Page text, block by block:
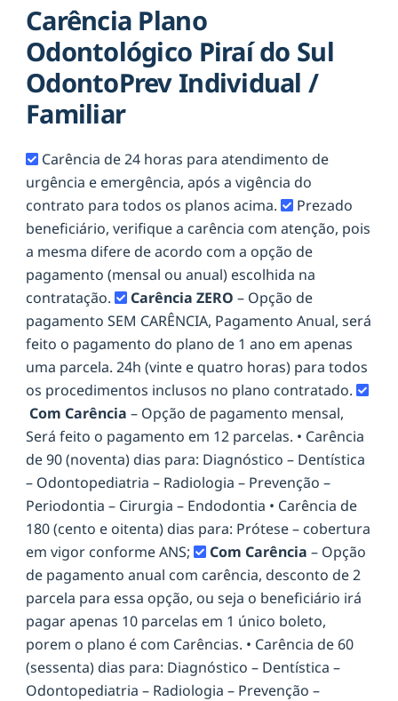
Carência Plano
Odontológico Piraí do Sul
OdontoPrev Individual /
Familiar
Carência de 24 horas para atendimento de
urgência e emergência, após a vigência do
contrato para todos os planos acima.
Prezado
beneficiário, verifique a carência com atenção, pois
a mesma difere de acordo com a opção de
pagamento (mensal ou anual) escolhida na
contratação.
Carência ZERO – Opção de
pagamento SEM CARÊNCIA, Pagamento Anual, será
feito o pagamento do plano de 1 ano em apenas
uma parcela. 24h (vinte e quatro horas) para todos
os procedimentos inclusos no plano contratado.
Com Carência – Opção de pagamento mensal,
Será feito o pagamento em 12 parcelas. • Carência
de 90 (noventa) dias para: Diagnóstico – Dentística
– Odontopediatria – Radiologia – Prevenção –
Periodontia – Cirurgia – Endodontia • Carência de
180 (cento e oitenta) dias para: Prótese – cobertura
em vigor conforme ANS;
Com Carência – Opção
de pagamento anual com carência, desconto de 2
parcela para essa opção, ou seja o beneficiário irá
pagar apenas 10 parcelas em 1 único boleto,
porem o plano é com Carências. • Carência de 60
(sessenta) dias para: Diagnóstico – Dentística –
Odontopediatria – Radiologia – Prevenção –